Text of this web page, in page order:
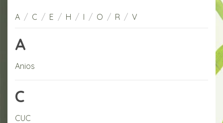
A / C / E / H / I / O / R / V
A
Anios
C
CUC